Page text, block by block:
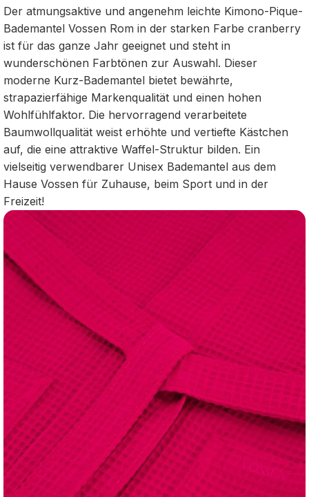
Der atmungsaktive und angenehm leichte Kimono-Pique-
Bademantel Vossen Rom in der starken Farbe cranberry
ist für das ganze Jahr geeignet und steht in
wunderschönen Farbtönen zur Auswahl. Dieser
moderne Kurz-Bademantel bietet bewährte,
strapazierfähige Markenqualität und einen hohen
Wohlfühlfaktor. Die hervorragend verarbeitete
Baumwollqualität weist erhöhte und vertiefte Kästchen
auf, die eine attraktive Waffel-Struktur bilden. Ein
vielseitig verwendbarer Unisex Bademantel aus dem
Hause Vossen für Zuhause, beim Sport und in der
Freizeit!